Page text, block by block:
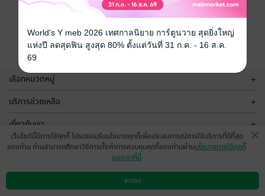
เลือกหมวดหมู่ +
บริการช่วยเหลือ +
เกี่ยวกับเรา +
กลุ่มธุรกิจในเครือ
ดาวน์โหลดแอป วิธีการใช้งาน ติดต่อเรา
เว็บไซต์นี้มีการใช้คุกกี้ โปรดยอมรับนโยบายคุกกี้เพื่อประสบการณ์การใช้บริการที่ดีที่สุด
ของท่าน ท่านสามารถศึกษาวิธีการตั้งค่าการควบคุมคุกกี้ของท่านผ่านนโยบายการใช้คุกกี้
ของเราที่นี่
ตกลง
World's Y meb 2026 เทศกาลนิยาย การ์ตูนวาย สุดยิ่งใหญ่
แห่งปี ลดสุดฟิน สูงสุด 80% ตั้งแต่วันที่ 31 ก.ค. - 16 ส.ค.
69